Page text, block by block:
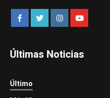
Últimas Noticias
Último